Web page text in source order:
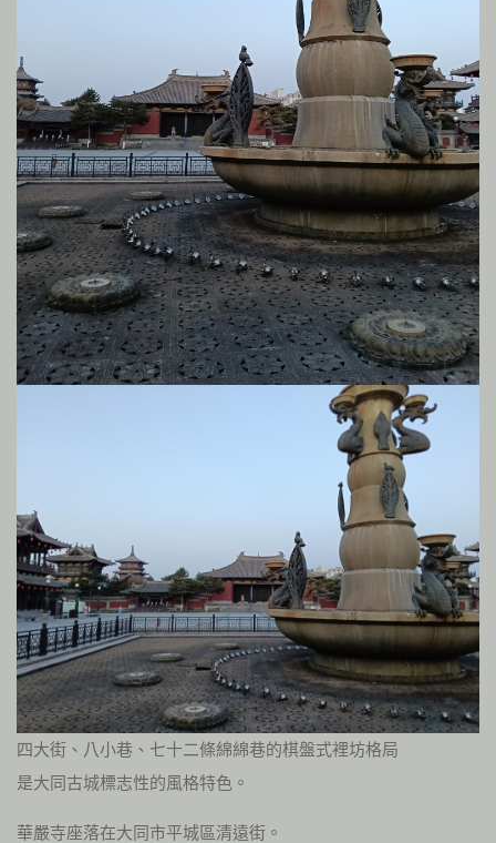
四大街、八小巷、七十二條綿綿巷的棋盤式裡坊格局
是大同古城標志性的風格特色。
華嚴寺座落在大同市平城區清遠街。